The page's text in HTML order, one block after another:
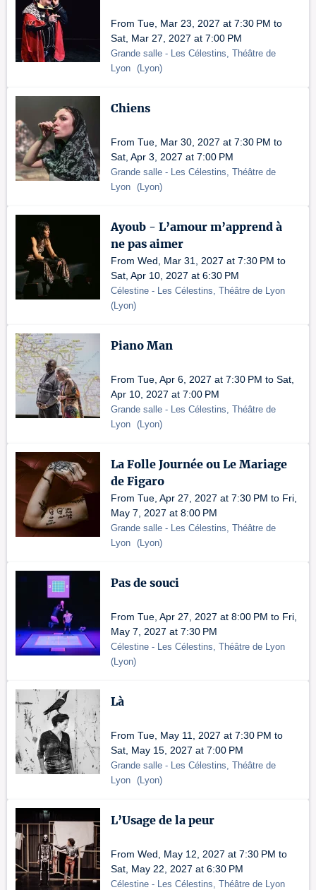
From Tue, Mar 23, 2027 at 7:30 PM to
Sat, Mar 27, 2027 at 7:00 PM
Grande salle - Les Célestins, Théâtre de
Lyon (Lyon)
Chiens
From Tue, Mar 30, 2027 at 7:30 PM to
Sat, Apr 3, 2027 at 7:00 PM
Grande salle - Les Célestins, Théâtre de
Lyon (Lyon)
Ayoub - L’amour m’apprend à
ne pas aimer
From Wed, Mar 31, 2027 at 7:30 PM to
Sat, Apr 10, 2027 at 6:30 PM
Célestine - Les Célestins, Théâtre de Lyon
(Lyon)
Piano Man
From Tue, Apr 6, 2027 at 7:30 PM to Sat,
Apr 10, 2027 at 7:00 PM
Grande salle - Les Célestins, Théâtre de
Lyon (Lyon)
La Folle Journée ou Le Mariage
de Figaro
From Tue, Apr 27, 2027 at 7:30 PM to Fri,
May 7, 2027 at 8:00 PM
Grande salle - Les Célestins, Théâtre de
Lyon (Lyon)
Pas de souci
From Tue, Apr 27, 2027 at 8:00 PM to Fri,
May 7, 2027 at 7:30 PM
Célestine - Les Célestins, Théâtre de Lyon
(Lyon)
Là
From Tue, May 11, 2027 at 7:30 PM to
Sat, May 15, 2027 at 7:00 PM
Grande salle - Les Célestins, Théâtre de
Lyon (Lyon)
L’Usage de la peur
From Wed, May 12, 2027 at 7:30 PM to
Sat, May 22, 2027 at 6:30 PM
Célestine - Les Célestins, Théâtre de Lyon